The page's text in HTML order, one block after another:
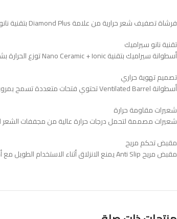
فرشاة تصفيف شعر حرارية من علامة Diamond Plus بتقنية نانو سيراميك وأيونات لتنعيم الشعر وتقليل الهيشان مع توزيع حرارة مثالي لنتائج تصفيف دقيقة واحترافية
تقنية نانو سيراميك
أسطوانة سيراميك بتقنية Nano Ceramic + Ionic توزع الحرارة بشكل متساوي وتقلل التجعد Frizz وتمنح لمعان طبيعي ونعومة عالية للشعر أثناء التصفيف اليومي
تصميم تهوية حراري
أسطوانة Ventilated Barrel تحتوي فتحات متعددة تسمح بمرور الهواء الساخن من المجفف لتسريع التجفيف وتقليل الضرر الحراري على الشعر أثناء الاستخدام
شعيرات مقاومة حرارة
شعيرات مصممة لتحمل درجات حرارة عالية من مجففات الشعر
مقبض تحكم مريح
مقبض مريح Anti Slip يمنع الانزلاق أثناء الاستخدام الطويل مع أداة تقسيم شعر مدمجة Spigot في نهاية المقبض لتسهيل تقسيم الخصل أثناء التصفيف